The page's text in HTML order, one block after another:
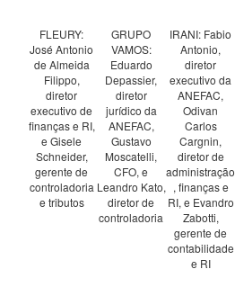
FLEURY:
José Antonio
de Almeida
Filippo,
diretor
executivo de
finanças e RI,
e Gisele
Schneider,
gerente de
controladoria
e tributos
GRUPO
VAMOS:
Eduardo
Depassier,
diretor
jurídico da
ANEFAC,
Gustavo
Moscatelli,
CFO, e
Leandro Kato,
diretor de
controladoria
IRANI: Fabio
Antonio,
diretor
executivo da
ANEFAC,
Odivan
Carlos
Cargnin,
diretor de
administração
, finanças e
RI, e Evandro
Zabotti,
gerente de
contabilidade
e RI